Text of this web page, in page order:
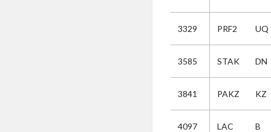
3329 PRF2 UQ
3585 STAK DN
3841 PAKZ KZ
4097 LAC B